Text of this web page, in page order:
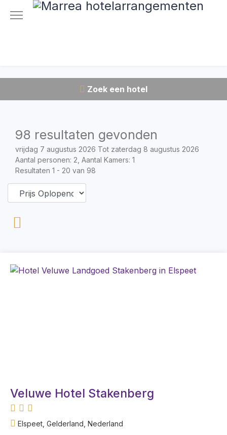
Zoek een hotel
98 resultaten gevonden
vrijdag 7 augustus 2026 Tot zaterdag 8 augustus 2026
Aantal personen: 2, Aantal Kamers: 1
Resultaten 1 - 20 van 98
Veluwe Hotel Stakenberg
Elspeet, Gelderland, Nederland